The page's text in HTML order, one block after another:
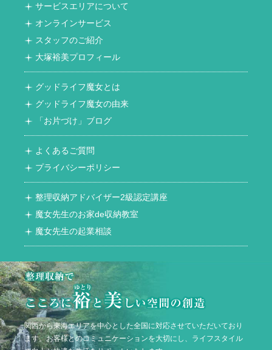
サービスエリアについて
オンラインサービス
スタッフのご紹介
大塚裕美プロフィール
グッドライフ魔女とは
グッドライフ魔女の由来
「お片づけ」ブログ
よくあるご質問
プライバシーポリシー
整理収納アドバイザー2級認定講座
魔女先生のお家de収納教室
魔女先生の起業相談
関西から東海エリアを中心とした全国に対応させていただいており
ます。お客様とのコミュニケーションを大切にし、ライフスタイル